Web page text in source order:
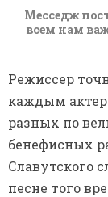
Месседж
всем нам
Режиссер
каждым
разных по
бенефисных
Славутского
песне того